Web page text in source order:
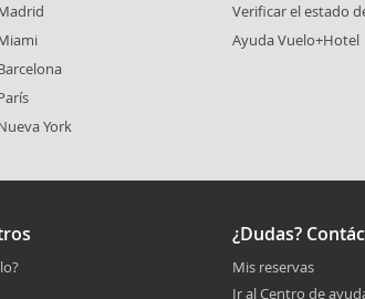
York
Verificar el estado
Ayuda Vuelo+Hotel
¿Dudas?
Mis reservas
Ir al Centro de